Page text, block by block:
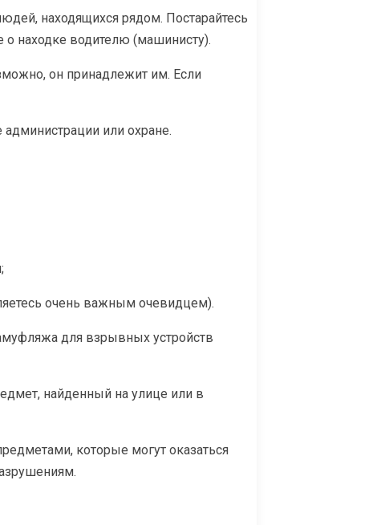
находящихся рядом. Постарайтесь
о находке водителю (машинисту).
он принадлежит им. Если
или охране.
очень важным очевидцем).
для взрывных устройств
найденный на улице или в
которые могут оказаться